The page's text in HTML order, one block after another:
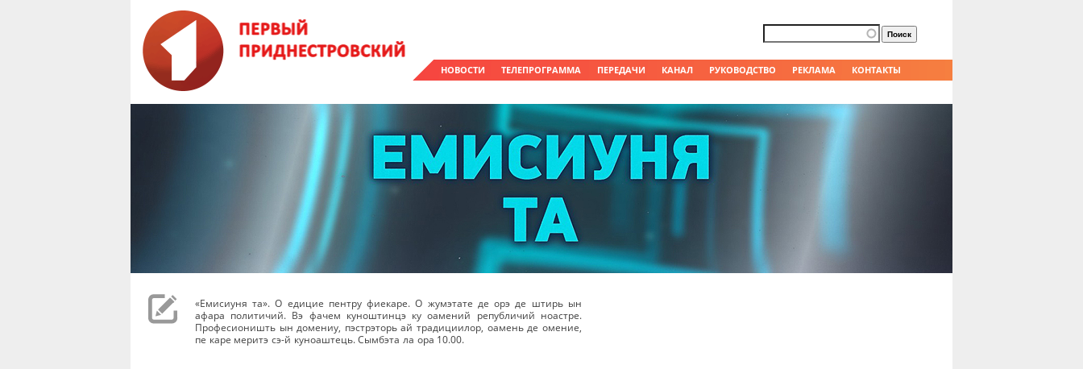
НОВОСТИ ТЕЛЕПРОГРАММА ПЕРЕДАЧИ КАНАЛ РУКОВОДСТВО РЕКЛАМА КОНТАКТЫ
Форма поиска
Поиск
«Емисиуня та». О едицие пентру фиекаре. О жумэтате де орэ де штирь ын
афара политичий. Вэ фачем куноштинцэ ку оамений републичий ноастре.
Професионишть ын домениу, пэстрэторь ай традициилор, оамень де омение,
пе каре меритэ сэ-й куноаштець. Сымбэта ла ора 10.00.